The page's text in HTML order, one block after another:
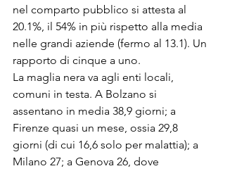
nel comparto pubblico si attesta al
20.1%, il 54% in più rispetto alla media
nelle grandi aziende (fermo al 13.1). Un
rapporto di cinque a uno.
La maglia nera va agli enti locali,
comuni in testa. A Bolzano si
assentano in media 38,9 giorni; a
Firenze quasi un mese, ossia 29,8
giorni (di cui 16,6 solo per malattia); a
Milano 27; a Genova 26, dove